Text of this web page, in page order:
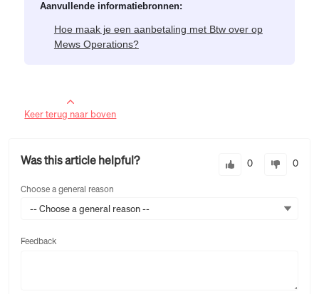
Aanvullende informatiebronnen:
Hoe maak je een aanbetaling met Btw over op
Mews Operations?
Keer terug naar boven
Was this article helpful? 0 0
Choose a general reason
-- Choose a general reason --
Feedback